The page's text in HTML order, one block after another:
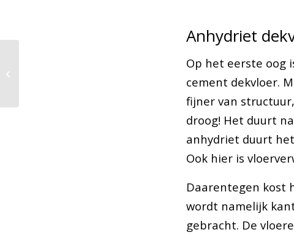
Anhydriet
Op het eerste oog
cement dekvloer.
fijner van
droog! Het duurt
anhydriet duurt
Ook hier is
Daarentegen kost
wordt namelijk
gebracht. De